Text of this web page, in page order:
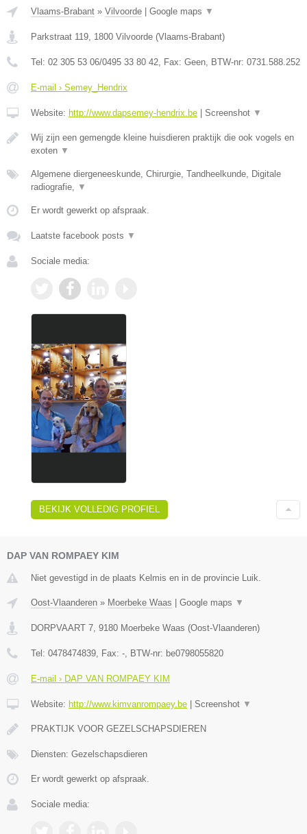
Vlaams-Brabant » Vilvoorde | Google maps ▼
Parkstraat 119 1800 Vilvoorde (Vlaams-Brabant)
Tel: 02 305 53 06/0495 33 80 42 , Fax: Geen , BTW-nr: 0731.588.252
E-mail › Semey_Hendrix
Website: http://www.dapsemey-hendrix.be | Screenshot ▼
Wij zijn een gemengde kleine huisdieren praktijk die ook vogels en
exoten ▼
Algemene diergeneeskunde, Chirurgie, Tandheelkunde, Digitale
radiografie,
▼
Er wordt gewerkt op afspraak.
Laatste facebook posts ▼
Sociale media:
BEKIJK VOLLEDIG PROFIEL
DAP VAN ROMPAEY KIM
Niet gevestigd in de plaats Kelmis en in de provincie Luik.
Oost-Vlaanderen » Moerbeke Waas Google maps ▼
DORPVAART 7 9180 Moerbeke Waas (Oost-Vlaanderen)
Tel: 0478474839 , Fax: - , BTW-nr: be0798055820
E-mail › DAP VAN ROMPAEY KIM
Website: http://www.kimvanrompaey.be Screenshot ▼
PRAKTIJK VOOR GEZELSCHAPSDIEREN
Diensten: Gezelschapsdieren
Er wordt gewerkt op afspraak.
Sociale media: